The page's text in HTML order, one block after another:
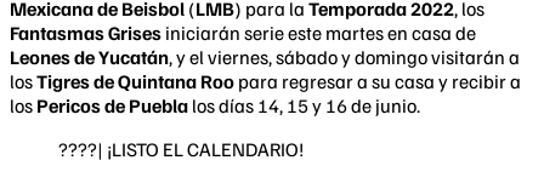
Mexicana de Beisbol (LMB) para la Temporada 2022, los
Fantasmas Grises iniciarán serie este martes en casa de
Leones de Yucatán, y el viernes, sábado y domingo visitarán a
losTigres de Quintana Roo para regresar a su casa y recibir a
los Pericos de Puebla los días 14, 15 y 16 de junio.
????| ¡LISTO EL CALENDARIO!